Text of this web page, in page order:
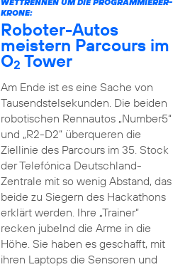
KRONE:
Roboter-Autos
meistern Parcours im
O2 Tower
Am Ende ist es eine Sache von
Tausendstelsekunden. Die beiden
robotischen Rennautos „Number5“
und „R2-D2“ überqueren die
Ziellinie des Parcours im 35. Stock
der Telefónica Deutschland-
Zentrale mit so wenig Abstand, das
beide zu Siegern des Hackathons
erklärt werden. Ihre „Trainer“
recken jubelnd die Arme in die
Höhe. Sie haben es geschafft, mit
ihren Laptops die Sensoren und